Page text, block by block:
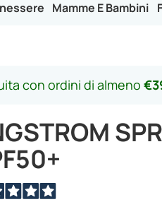
Mamme E Bambini
con ordini di almeno